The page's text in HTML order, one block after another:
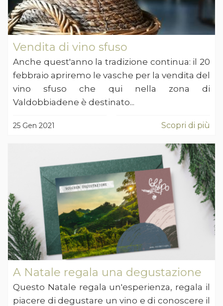
Vendita di vino sfuso
Anche quest'anno la tradizione continua: il 20
febbraio apriremo le vasche per la vendita del
vino sfuso che qui nella zona di
Valdobbiadene è destinato...
25 Gen 2021 Scopri di più
A Natale regala una degustazione
Questo Natale regala un'esperienza, regala il
piacere di degustare un vino e di conoscere il